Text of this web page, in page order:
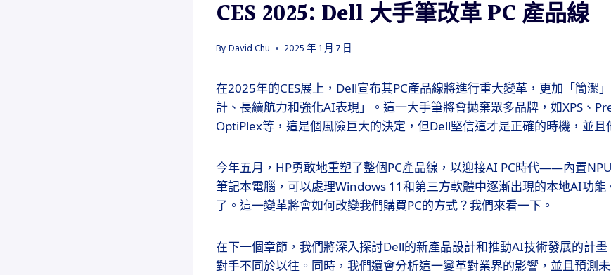
CES 2025: Dell 大手筆改革 PC 產品線
By David Chu 2025 年 1 月 7 日
在2025年的CES展上，Dell宣布其PC產品線將進行重大變革，更加「簡潔
計、長續航力和強化AI表現」。這一大手筆將會拋棄眾多品牌，如XPS、
OptiPlex等，這是個風險巨大的決定，但Dell堅信這才是正確的時機，並且
今年五月，HP勇敢地重塑了整個PC產品線，以迎接AI PC時代——內置
筆記本電腦，可以處理Windows 11和第三方軟體中逐漸出現的本地AI功
了。這一變革將會如何改變我們購買PC的方式？我們來看一下。
在下一個章節，我們將深入探討Dell的新產品設計和推動AI技術發展的計
對手不同於以往。同時，我們還會分析這一變革對業界的影響，並且預測